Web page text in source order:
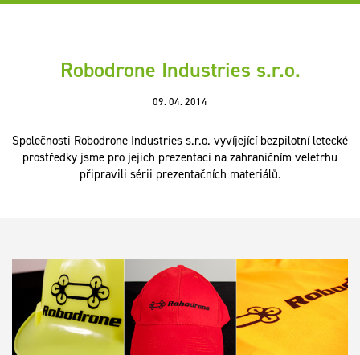
Robodrone Industries s.r.o.
09. 04. 2014
Společnosti Robodrone Industries s.r.o. vyvíjející bezpilotní letecké
prostředky jsme pro jejich prezentaci na zahraničním veletrhu
připravili sérii prezentačních materiálů.